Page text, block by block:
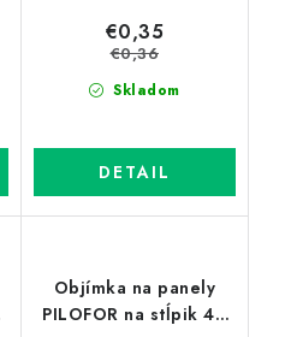
Skladom
€0,35
€0,36
DETAIL
Objímka na panely
PILOFOR na stĺpik 48